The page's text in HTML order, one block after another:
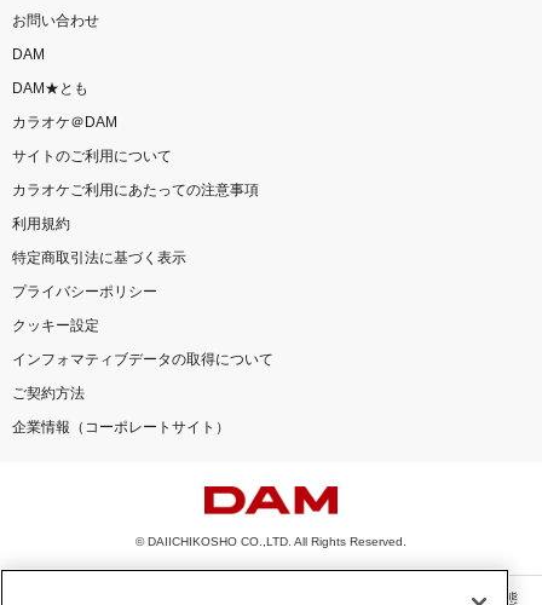
お問い合わせ
DAM
DAM★とも
カラオケ＠DAM
サイトのご利用について
カラオケご利用にあたっての注意事項
利用規約
特定商取引法に基づく表示
プライバシーポリシー
クッキー設定
インフォマティブデータの取得について
ご契約方法
企業情報（コーポレートサイト）
© DAIICHIKOSHO CO.,LTD. All Rights Reserved.
このサイトに掲載されている一切の文章・画像・写真・動画・音声等を、手段や形態